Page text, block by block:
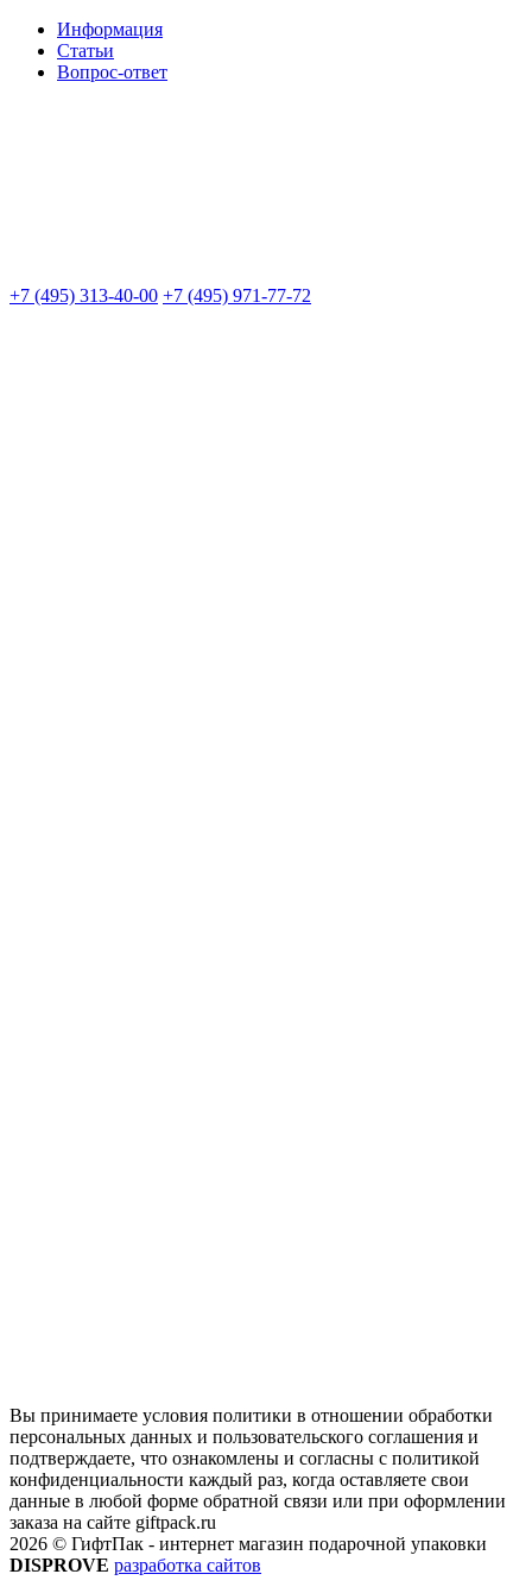
Информация
Статьи
Вопрос-ответ
+7 (495) 313-40-00 +7 (495) 971-77-72
Вы принимаете условия политики в отношении обработки
персональных данных и пользовательского соглашения и
подтверждаете, что ознакомлены и согласны с политикой
конфиденциальности каждый раз, когда оставляете свои
данные в любой форме обратной связи или при оформлении
заказа на сайте giftpack.ru
2026 © ГифтПак - интернет магазин подарочной упаковки
DISPROVE разработка сайтов